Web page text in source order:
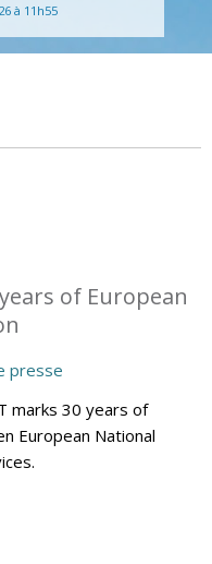
à 11h55
of European
presse
marks 30 years of
European National